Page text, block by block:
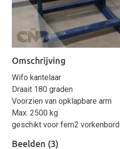
Omschrijving
Wifo kantelaar
Draait 180 graden
Voorzien van opklapbare arm
Max. 2500 kg
geschikt voor fem2 vorkenbord
Beelden (3)